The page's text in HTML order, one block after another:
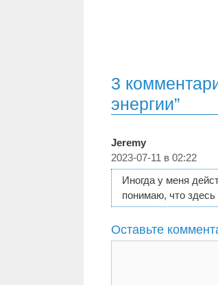
3
энергии”
Jeremy
2023-07-11 в 02:22
Иногда у меня
понимаю, что здесь
Оставьте